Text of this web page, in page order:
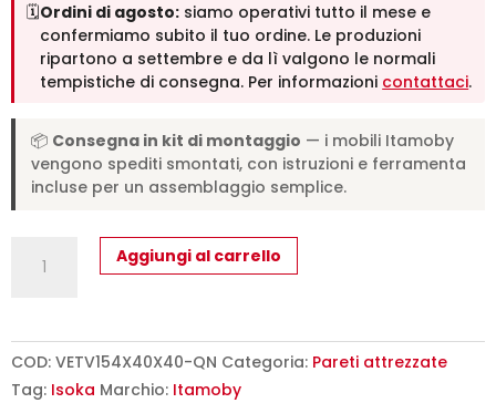
🗓️Ordini di agosto: siamo operativi tutto il mese e
confermiamo subito il tuo ordine. Le produzioni
ripartono a settembre e da lì valgono le normali
tempistiche di consegna. Per informazioni contattaci.
📦 Consegna in kit di montaggio — i mobili Itamoby
vengono spediti smontati, con istruzioni e ferramenta
incluse per un assemblaggio semplice.
passa
cavi
Aggiungi al carrello
COD: VETV154X40X40-QN Categoria: Pareti attrezzate
Tag: Isoka Marchio: Itamoby